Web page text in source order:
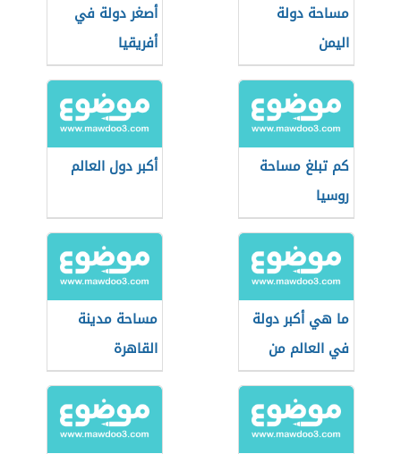
مساحة دولة
اليمن
أصغر دولة في
أفريقيا
كم تبلغ مساحة
روسيا
أكبر دول العالم
ما هي أكبر دولة
في العالم من
حيث المساحة
مساحة مدينة
القاهرة